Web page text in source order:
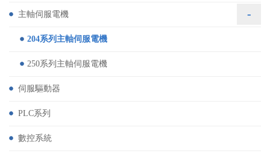
主軸伺服電機 -
204系列主軸伺服電機
250系列主軸伺服電機
伺服驅動器
PLC系列
數控系統